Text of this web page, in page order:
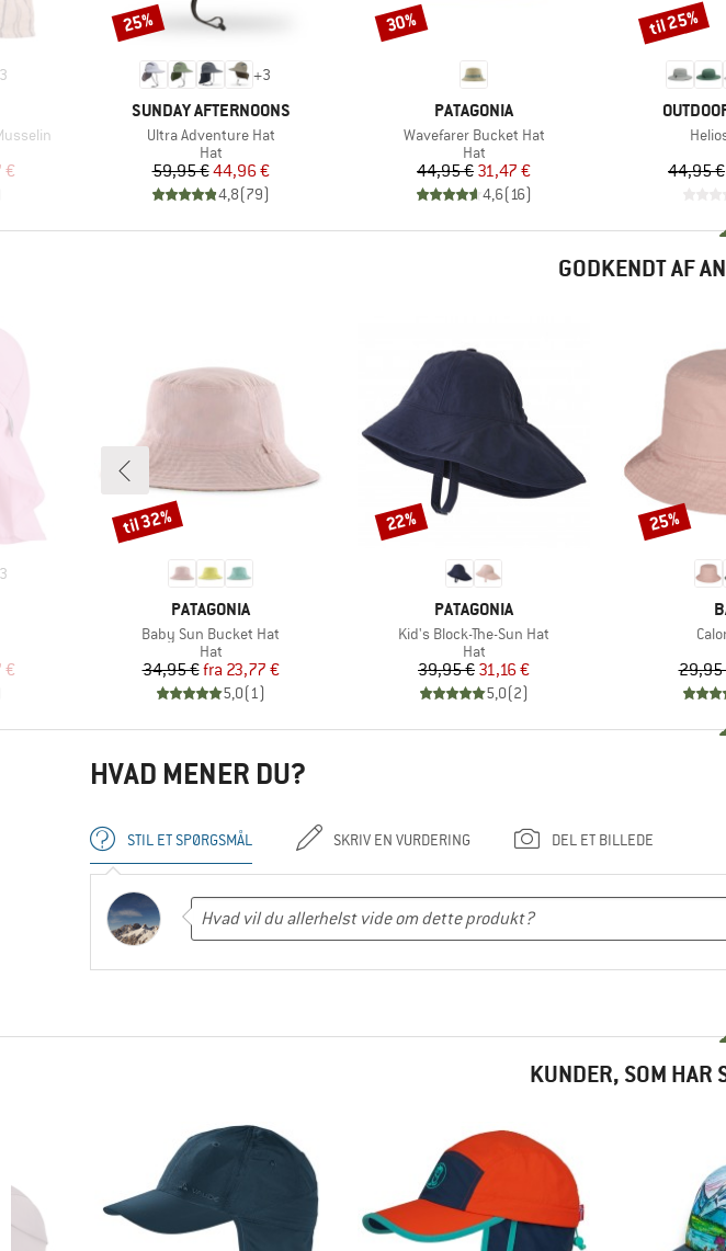
3
€
+3
MÆRKE
SUNDAY AFTERNOONS
Artikel
Ultra Adventure Hat
Produktgruppe
Hat
Pris
59,95 €Nedsat pris
44,96 €
4,8(79)
Rabat
25%
MÆRKE
PATAGONIA
Artikel
Wavefarer Bucket Hat
Produktgruppe
Hat
Pris
44,95 €Nedsat pris
31,47 €
4,6(16)
Rabat
30%
MÆRKE
44,95 €
Rabat
til 25%
GODKENDT AF
3
€
MÆRKE
PATAGONIA
Artikel
Baby Sun Bucket Hat
Produktgruppe
Hat
Pris
34,95 € Nedsat pris
fra 23,77 €
5,0(1)
Rabat
til 32%
MÆRKE
PATAGONIA
Artikel
Kid's Block-The-Sun Hat
Produktgruppe
Hat
Pris
39,95 €Nedsat pris
31,16 €
5,0(2)
Rabat
22%
29,95
Rabat
25%
HVAD MENER DU?
STIL ET SPØRGSMÅL SKRIV EN VURDERING DEL ET BILLEDE
KUNDER, SOM HAR